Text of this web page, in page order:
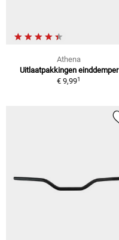
Athena
Uitlaatpakkingen einddemper
€ 9,991